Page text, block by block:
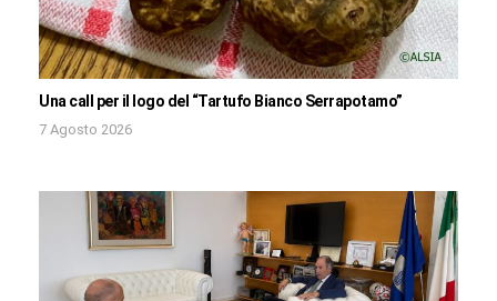
Una call per il logo del “Tartufo Bianco Serrapotamo”
7 Agosto 2026